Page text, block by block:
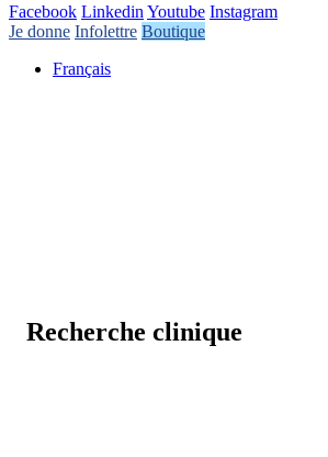
Facebook Linkedin Youtube Instagram
Je donne Infolettre Boutique
Français
Recherche clinique